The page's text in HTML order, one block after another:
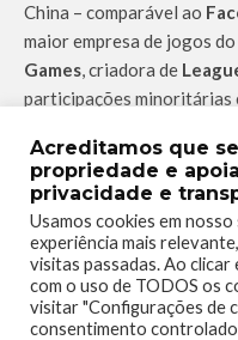
China – comparável ao
maior empresa de jogos
Games, criadora de
participações minoritárias
Epic Gamese muito mais.
ATencentaumentou
aquisições de empresas
investiu em 31 empresas
pequenas empresas
Acreditamos que
propriedade e
privacidade e
Usamos cookies em
experiência mais
visitas passadas. Ao clicar
com o uso de TODOS os
visitar "Configurações de
consentimento